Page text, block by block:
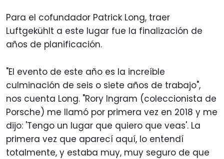
Para el cofundador Patrick Long, traer
Luftgekühlt a este lugar fue la finalización de
años de planificación.
"El evento de este año es la increíble
culminación de seis o siete años de trabajo",
nos cuenta Long. "Rory Ingram (coleccionista de
Porsche) me llamó por primera vez en 2018 y me
dijo: 'Tengo un lugar que quiero que veas'. La
primera vez que aparecí aquí, lo entendí
totalmente, y estaba muy, muy seguro de que